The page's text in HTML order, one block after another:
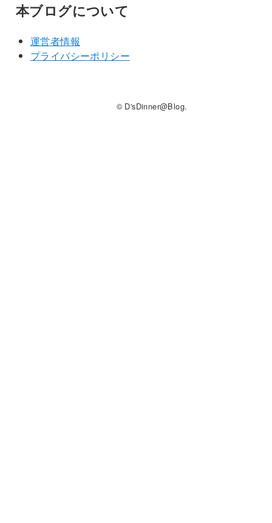
本ブログについて
運営者情報
プライバシーポリシー
© D'sDinner@Blog.